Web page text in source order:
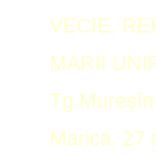
VECIE.
MARII
Marica. 27